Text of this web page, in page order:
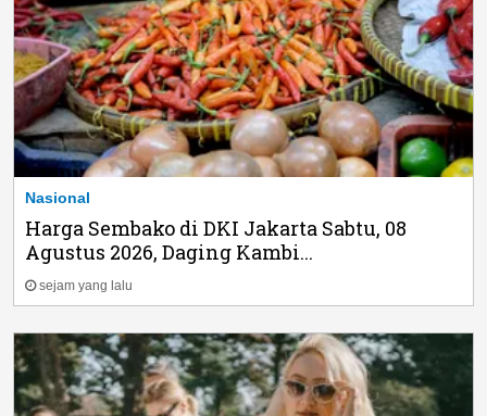
Nasional
Harga Sembako di DKI Jakarta Sabtu, 08
Agustus 2026, Daging Kambi...
sejam yang lalu